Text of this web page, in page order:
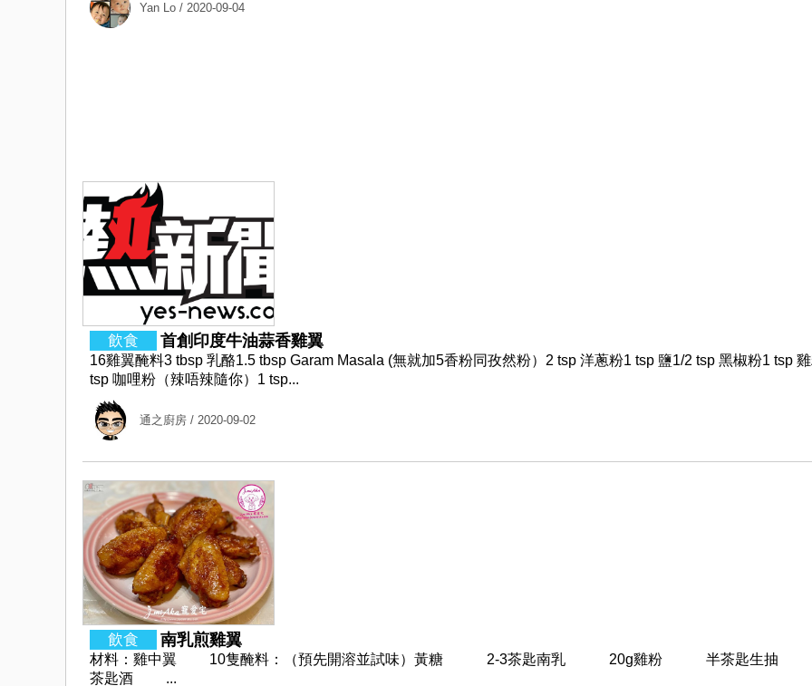
Yan Lo / 2020-09-04
首創印度牛油蒜香雞翼
16雞翼醃料3 tbsp 乳酪1.5 tbsp Garam Masala (無就加5香粉同孜然粉）2 tsp 洋蔥粉1 tsp 鹽1/2 tsp 黑椒粉1 tsp
tsp 咖哩粉（辣唔辣隨你）1 tsp...
通之廚房 / 2020-09-02
南乳煎雞翼
材料：雞中翼 10隻醃料：（預先開溶並試味）黃糖 2-3茶匙南乳 20g雞粉 半茶匙生
茶匙酒 ...